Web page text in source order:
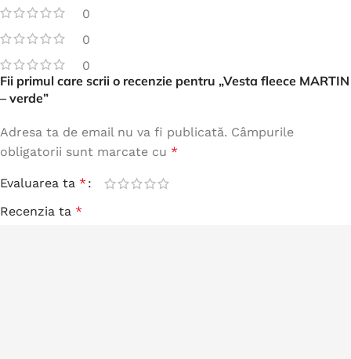
0
0
0
Fii primul care scrii o recenzie pentru „Vesta fleece MARTIN
– verde”
Adresa ta de email nu va fi publicată. Câmpurile
obligatorii sunt marcate cu *
Evaluarea ta *
Recenzia ta *